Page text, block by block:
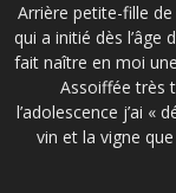
Arrière petite-fille de
qui a initié dès l’âge
fait naître en moi
Assoiffée très
l’adolescence j’ai «
vin et la vigne